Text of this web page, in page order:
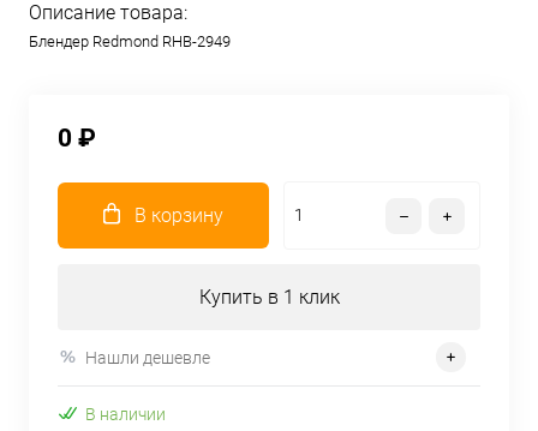
Описание товара:
Блендер Redmond RHB-2949
0 ₽
В корзину
Купить в 1 клик
Нашли дешевле
В наличии